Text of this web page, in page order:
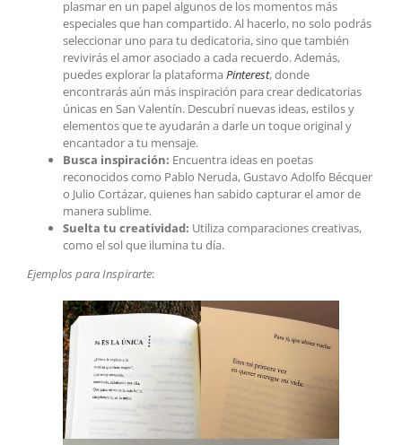
plasmar en un papel algunos de los momentos más
especiales que han compartido. Al hacerlo, no solo podrás
seleccionar uno para tu dedicatoria, sino que también
revivirás el amor asociado a cada recuerdo. Además,
puedes explorar la plataforma Pinterest, donde
encontrarás aún más inspiración para crear dedicatorias
únicas en San Valentín. Descubrí nuevas ideas, estilos y
elementos que te ayudarán a darle un toque original y
encantador a tu mensaje.
Busca inspiración: Encuentra ideas en poetas
reconocidos como Pablo Neruda, Gustavo Adolfo Bécquer
o Julio Cortázar, quienes han sabido capturar el amor de
manera sublime.
Suelta tu creatividad: Utiliza comparaciones creativas,
como el sol que ilumina tu día.
Ejemplos para Inspirarte: